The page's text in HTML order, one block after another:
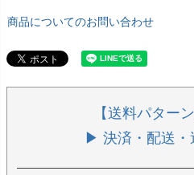
商品についてのお問い合わせ
【送料パター
▶ 決済・配送・